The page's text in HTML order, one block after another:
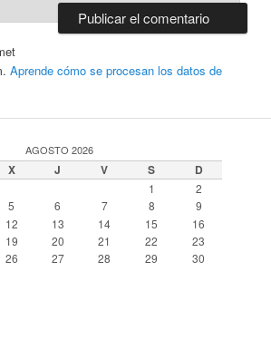
Aprende cómo se procesan los datos de
AGOSTO 2026
X J V S D
1 2
5 6 7 8
9
12 13 14 15
16
19 20 21 22
23
26 27 28 29
30